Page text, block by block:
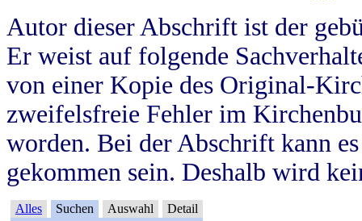
Autor dieser Abschrift ist der
Er weist auf folgende
von einer Kopie des Original-
zweifelsfreie Fehler im
worden. Bei der Abschrift kann
gekommen sein. Deshalb wird
Alles Suchen Auswahl Detail